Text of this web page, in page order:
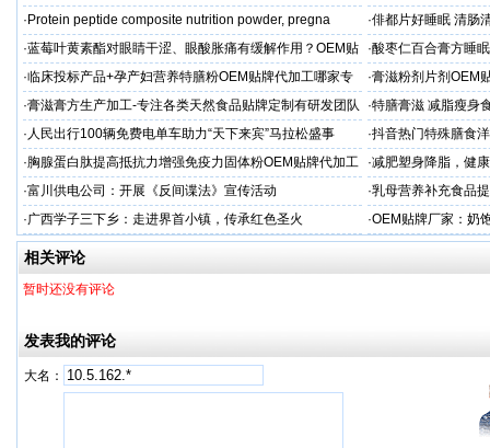
场称属“造谣”，联合调查组介入调查
利开班
· Protein peptide composite nutrition powder, pregna ·俳都片好睡眠 清肠
·蓝莓叶黄素酯对眼睛干涩、眼酸胀痛有缓解作用？OEM贴
牌代工
·酸枣仁百合膏方睡
厂
·临床投标产品+孕产妇营养特膳粉OEM贴牌代加工哪家专
业
·膏滋粉剂片剂OEM
·膏滋膏方生产加工-专注各类天然食品贴牌定制有研发团队
厂家
·特膳膏滋 减脂瘦身
务商
· 人民出行100辆免费电单车助力“天下来宾”马拉松盛事 ·抖音热门特殊膳食
牌加工
· 胸腺蛋白肽提高抵抗力增强免疫力固体粉OEM贴牌代加工
服务商
·减肥塑身降脂，健
服务商
·富川供电公司：开展《反间谍法》宣传活动 ·乳母营养补充食品
工
·广西学子三下乡：走进界首小镇，传承红色圣火 ·OEM贴牌厂家：奶
一步！
相关评论
暂时还没有评论
发表我的评论
大名：